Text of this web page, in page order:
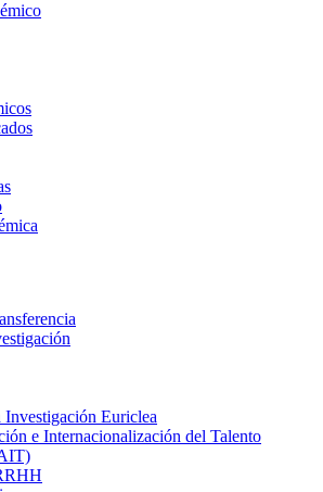
Investigación Euriclea
e Internacionalización del Talento